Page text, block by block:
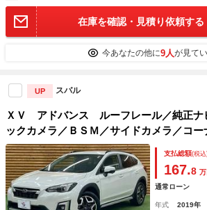
在庫を確認・見積り依頼する
今あなたの他に9人が見て
UP スバル
ＸＶ アドバンス ルーフレール／純正ナ
ックカメラ／ＢＳＭ／サイドカメラ／コ
ーシート／パドルシフト／レーンキープア
グリモコン／Ｂｌｕｅｔｏｏｔｈ接続
支払総額(税込
167.8 万
通常ローン
年式 2019年